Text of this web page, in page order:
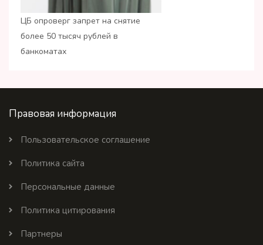
ЦБ опроверг запрет на снятие
более 50 тысяч рублей в
банкоматах
Правовая информация
Пользовательское соглашение
Политика сайта
Персональные данные
Политика цитирования
Партнеры